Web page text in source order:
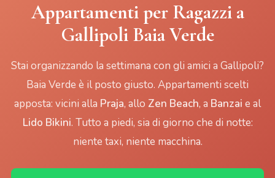
Appartamenti per Ragazzi a
Gallipoli Baia Verde
Stai organizzando la settimana con gli amici a Gallipoli?
Baia Verde è il posto giusto. Appartamenti scelti
apposta: vicini alla Praja, allo Zen Beach, a Banzai e al
Lido Bikini. Tutto a piedi, sia di giorno che di notte:
niente taxi, niente macchina.